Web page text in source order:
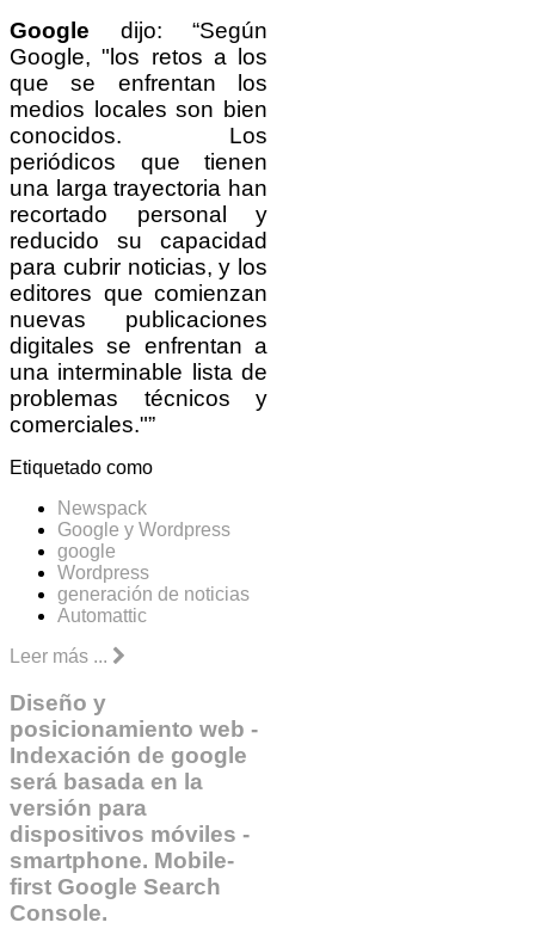
Google dijo: “Según
Google, "los retos a los
que se enfrentan los
medios locales son bien
conocidos. Los
periódicos que tienen
una larga trayectoria han
recortado personal y
reducido su capacidad
para cubrir noticias, y los
editores que comienzan
nuevas publicaciones
digitales se enfrentan a
una interminable lista de
problemas técnicos y
comerciales."”
Etiquetado como
Newspack
Google y Wordpress
google
Wordpress
generación de noticias
Automattic
Leer más ...
Diseño y
posicionamiento web -
Indexación de google
será basada en la
versión para
dispositivos móviles -
smartphone. Mobile-
first Google Search
Console.